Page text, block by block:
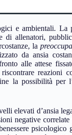
e ambientali.
di allenatori,
la
da ansia
alle attese
reazioni
la possibilità per
elevati d’ansia
negative correlate
psicologico